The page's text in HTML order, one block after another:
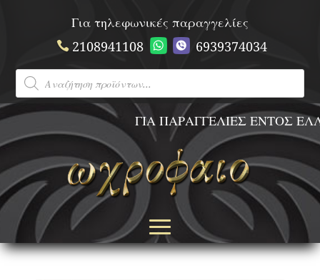
Για τηλεφωνικές παραγγελίες
2108941108
6939374034
Products
search
ΓΙΑ ΠΑΡΑΓΓΕΛΙΕΣ ΕΝΤΟΣ